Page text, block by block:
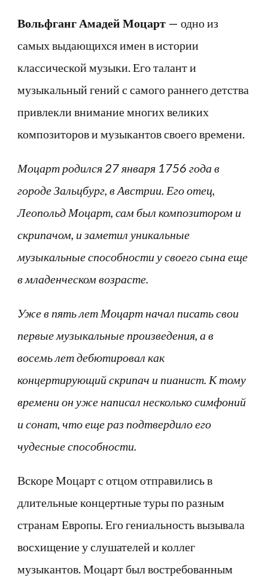
Вольфганг Амадей Моцарт — одно из
самых выдающихся имен в истории
классической музыки. Его талант и
музыкальный гений с самого раннего детства
привлекли внимание многих великих
композиторов и музыкантов своего времени.
Моцарт родился 27 января 1756 года в
городе Зальцбург, в Австрии. Его отец,
Леопольд Моцарт, сам был композитором и
скрипачом, и заметил уникальные
музыкальные способности у своего сына еще
в младенческом возрасте.
Уже в пять лет Моцарт начал писать свои
первые музыкальные произведения, а в
восемь лет дебютировал как
концертирующий скрипач и пианист. К тому
времени он уже написал несколько симфоний
и сонат, что еще раз подтвердило его
чудесные способности.
Вскоре Моцарт с отцом отправились в
длительные концертные туры по разным
странам Европы. Его гениальность вызывала
восхищение у слушателей и коллег
музыкантов. Моцарт был востребованным